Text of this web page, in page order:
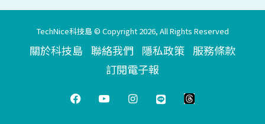
TechNice科技島 © Copyright 2026, All Rights Reserved
關於科技島 聯絡我們 隱私政策 服務條款
訂閱電子報